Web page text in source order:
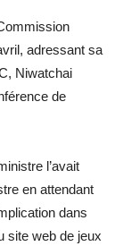
adressant sa
Niwatchai
de
l’avait
en attendant
dans
site web de jeux